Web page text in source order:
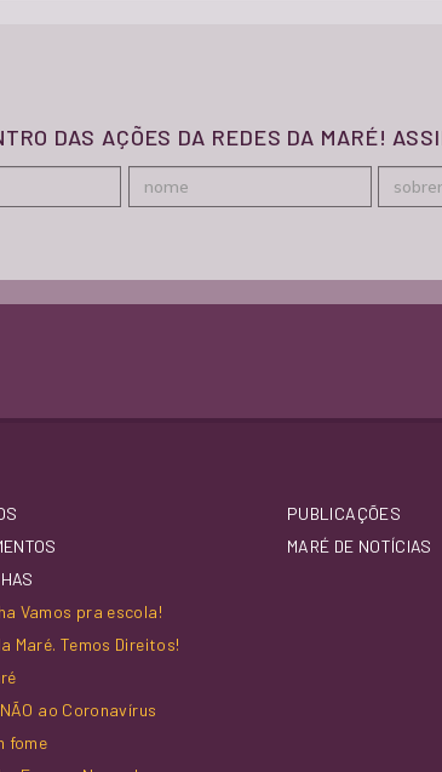
DAS AÇÕES DA REDES DA MARÉ!
Vamos pra escola!
Maré. Temos Direitos!
ao Coronavírus
fome
PUBLICAÇÕES
MARÉ DE NOTÍCIAS